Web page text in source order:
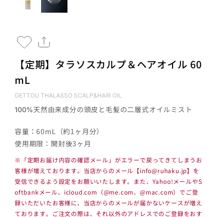
【定期】タラソスカルプ＆ヘアオイル 60
mL
GETTOU THALASSO SCALP&HAIR OIL
100%天然由来成分の頭皮と毛髪の二層式オイルミスト
容量：60mL（約1ヶ月分）
使用期限：開封後3ヶ月
※「定期お届け内容の確認メール」がエラーで戻ってきてしまうお
客様が増えております。当店からのメール【info@ruhaku.jp】を
受信できるよう設定をお願いいたします。また、Yahoo!メールやS
oftbankメール、icloud.com（@me.com、@mac.com）でご登
録いただいたお客様に、当店からのメールが届かないケースが増え
ております。ご注文の際は、それ以外のアドレスでのご登録をおす